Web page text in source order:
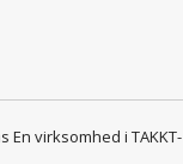
En virksomhed i TAKKT-